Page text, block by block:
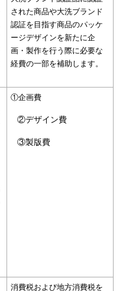
された商品や大洗ブランド
認証を目指す商品のパッケ
ージデザインを新たに企
画・製作を行う際に必要な
経費の一部を補助します。
①企画費
②デザイン費
③製版費
消費税および地方消費税を